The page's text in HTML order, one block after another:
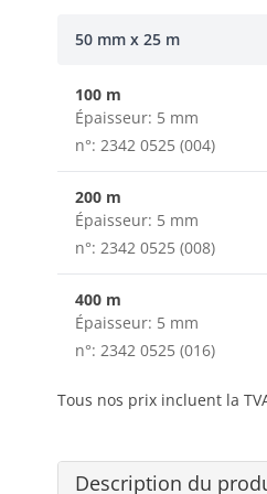
50 mm x 25 m
100 m
Épaisseur: 5 mm
n°: 2342 0525 (004)
200 m
Épaisseur: 5 mm
n°: 2342 0525 (008)
400 m
Épaisseur: 5 mm
n°: 2342 0525 (016)
Tous nos prix incluent la
Description du